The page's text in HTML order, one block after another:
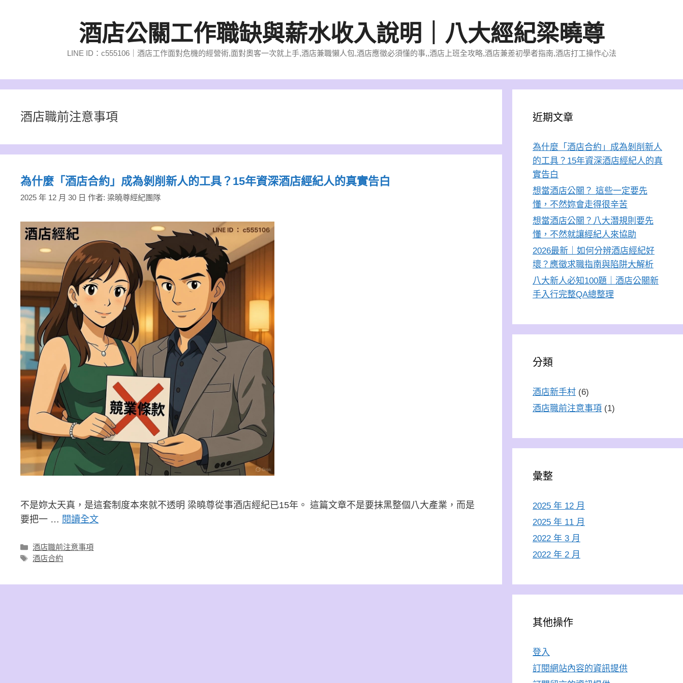
容
酒店公關工作職缺與薪水收入說明｜八大經紀梁曉尊
LINE ID：c555106｜酒店工作面對危機的經營術,面對奧客一次就上手,酒店兼職懶人包,酒店應徵必須懂的事,,酒店上班全攻略,酒店兼差初學者指南,酒店打工操作心法
酒店職前注意事項
為什麼「酒店合約」成為剝削新人的工具？15年資深酒店經紀人的真實告白
2025 年 12 月 30 日 作者: 梁曉尊經紀團隊
不是妳太天真，是這套制度本來就不透明 梁曉尊從事酒店經紀已15年。 這篇文章不是要抹黑整個八大產業，而是
要把一 … 閱讀全文
分
類
酒店職前注意事項
標
酒店合約
近期文章
為什麼「酒店合約」成為剝削新人
的工具？15年資深酒店經紀人的真
實告白
想當酒店公關？ 這些一定要先
懂，不然妳會走得很辛苦
想當酒店公關？八大潛規則要先
懂，不然就讓經紀人來協助
2026最新｜如何分辨酒店經紀好
壞？應徵求職指南與陷阱大解析
八大新人必知100題｜酒店公關新
手入行完整QA總整理
分類
酒店新手村 (6)
酒店職前注意事項 (1)
彙整
2025 年 12 月
2025 年 11 月
2022 年 3 月
2022 年 2 月
其他操作
登入
訂閱網站內容的資訊提供